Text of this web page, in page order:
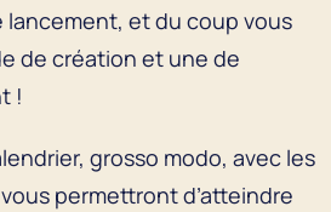
lancement, et du coup vous
de création et une de
!
grosso modo, avec les
permettront d’atteindre